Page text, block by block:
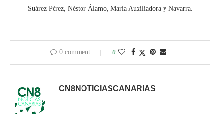
Suárez Pérez, Néstor Álamo, María Auxiliadora y Navarra.
0 comment 0
CN8NOTICIASCANARIAS